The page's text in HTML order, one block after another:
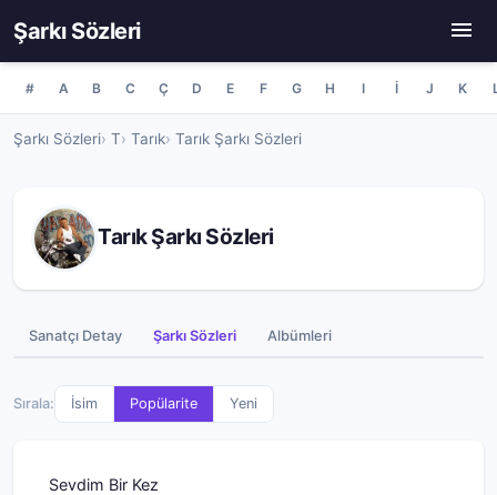
Şarkı Sözleri
# A B C Ç D E F G H I İ J K
Şarkı Sözleri T Tarık Tarık Şarkı Sözleri
Tarık Şarkı Sözleri
Sanatçı Detay Şarkı Sözleri Albümleri
Sırala: İsim Popülarite Yeni
Sevdim Bir Kez